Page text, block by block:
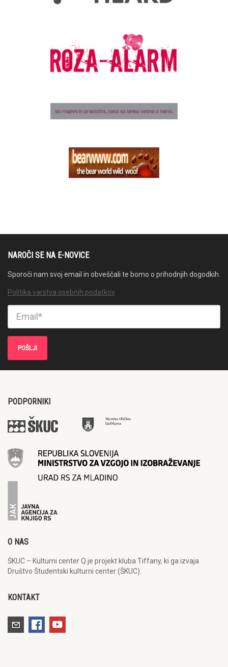
NAROČI SE NA E-NOVICE
Sporoči nam svoj email in obveščali te bomo o prihodnjih dogodkih.
Politika varstva osebnih podatkov
PODPORNIKI
O NAS
ŠKUC – Kulturni center Q je projekt kluba Tiffany, ki ga izvaja
Društvo Študentski kulturni center (ŠKUC).
KONTAKT